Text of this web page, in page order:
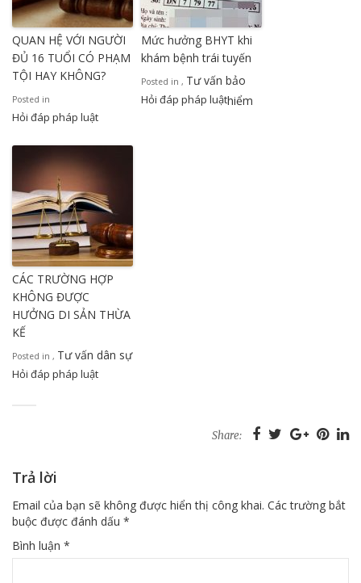
QUAN HỆ VỚI NGƯỜI
ĐỦ 16 TUỔI CÓ PHẠM
TỘI HAY KHÔNG?
Posted in
Hỏi đáp pháp luật
Mức hưởng BHYT khi
khám bệnh trái tuyến
Posted in
Hỏi đáp pháp luật
, Tư vấn bảo
hiểm
CÁC TRƯỜNG HỢP
KHÔNG ĐƯỢC
HƯỞNG DI SẢN THỪA
KẾ
Posted in
Hỏi đáp pháp luật
, Tư vấn dân sự
Share:
Trả lời
Email của bạn sẽ không được hiển thị công khai. Các trường bắt
buộc được đánh dấu *
Bình luận *